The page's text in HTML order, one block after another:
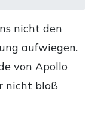
nicht den
aufwiegen.
von Apollo
nicht bloß